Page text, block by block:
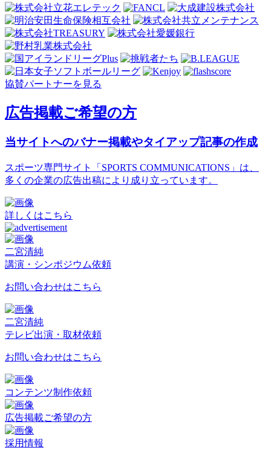
協賛パートナーを見る
広告掲載ご希望の方
当サイトへのバナー掲載やタイアップ記事の作成
スポーツ専門サイト「SPORTS COMMUNICATIONS」は、
多くの企業の広告出稿により成り立っています。
詳しくはこちら
二宮清純
講演・シンポジウム依頼
お問い合わせはこちら
二宮清純
テレビ出演・取材依頼
お問い合わせはこちら
コンテンツ制作依頼
広告掲載ご希望の方
採用情報